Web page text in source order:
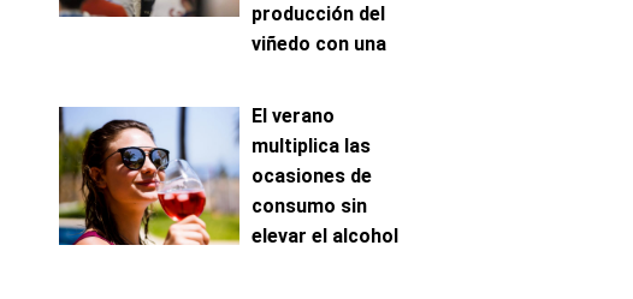
producción del
viñedo con una
el 96%
El verano
multiplica las
ocasiones de
consumo sin
elevar el alcohol